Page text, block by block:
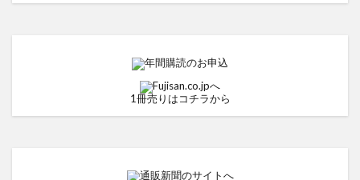
1冊売りはコチラから